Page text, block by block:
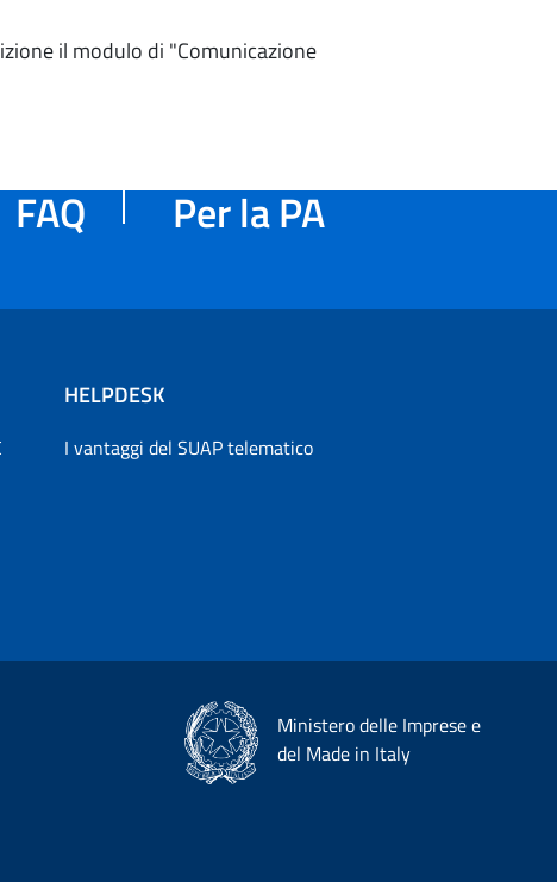
il modulo di "Comunicazione
FAQ Per la PA
HELPDESK
I vantaggi del SUAP telematico
Ministero delle Imprese e
del Made in Italy